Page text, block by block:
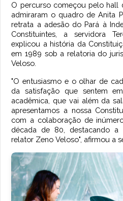
O percurso começou pelo hall
admiraram o quadro de Anita
retrata a adesão do Pará à
Constituintes, a servidora
explicou a história da
em 1989 sob a relatoria do
Veloso.
"O entusiasmo e o olhar de
da satisfação que sentem
acadêmica, que vai além da
apresentamos a nossa
com a colaboração de
década de 80, destacando a
relator Zeno Veloso", afirmou a